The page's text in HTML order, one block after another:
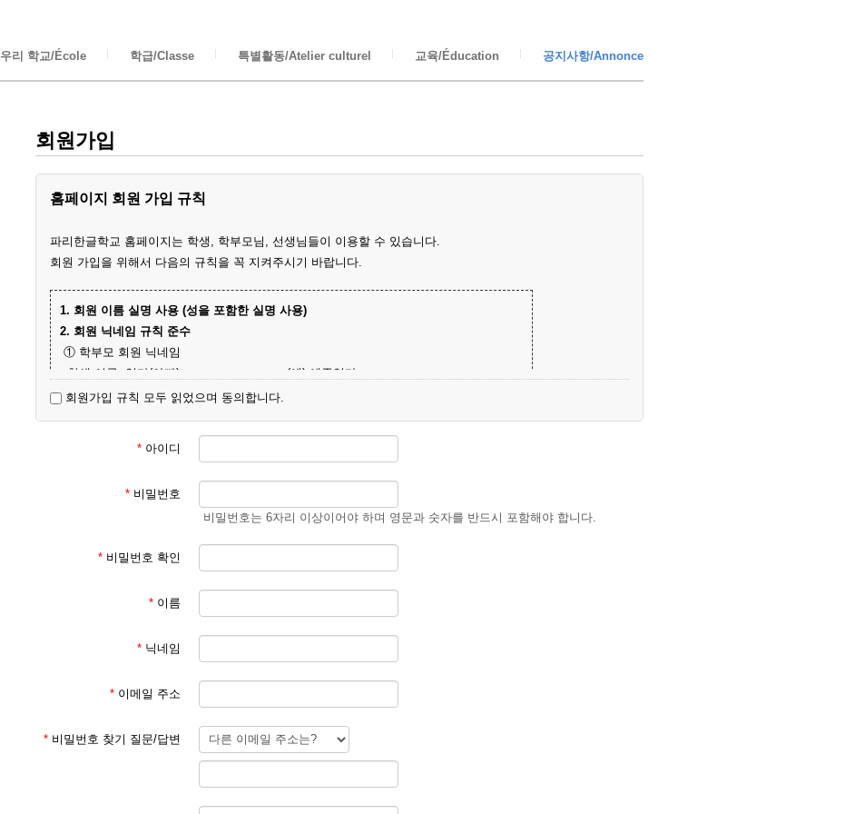
우리 학교/École 학급/Classe 특별활동/Atelier culturel 교육/Éducation 공지사항/Annonce
회원가입
홈페이지 회원 가입 규칙
파리한글학교 홈페이지는 학생, 학부모님, 선생님들이 이용할 수 있습니다.
회원 가입을 위해서 다음의 규칙을 꼭 지켜주시기 바랍니다.
1. 회원 이름 실명 사용 (성을 포함한 실명 사용)
2. 회원 닉네임 규칙 준수
① 학부모 회원 닉네임
- 학생 이름+엄마(아빠)
(예) 예준엄마
- 닉네임 중복 시 학생 성과 이름+엄마
(예) 김예준
3. 회원 이메일은 입학원서에 기재된 이메일 주소 사용
회원 가입 후 회원 승인에 평균 1일이 소요됩니다.
회원 가입 규칙을 지키지 않은 경우 회원 승인이 되지 않습니다.
한글학교 회원이 아닌 분들이 특정한 사유로 홈페이지를 이용하기를 희망하는 경우 학교 대표 이메일로 요청해
주시기 바랍니다.
본교 홈페이지를 이용해 주셔서 감사합니다.
파리한글학교 홈페이지 관리자
회원가입 규칙 모두 읽었으며 동의합니다.
* 아이디
* 비밀번호
비밀번호는 6자리 이상이어야 하며 영문과 숫자를 반드시 포함해야 합니다.
* 비밀번호 확인
* 이름
* 닉네임
* 이메일 주소
* 비밀번호 찾기 질문/답변